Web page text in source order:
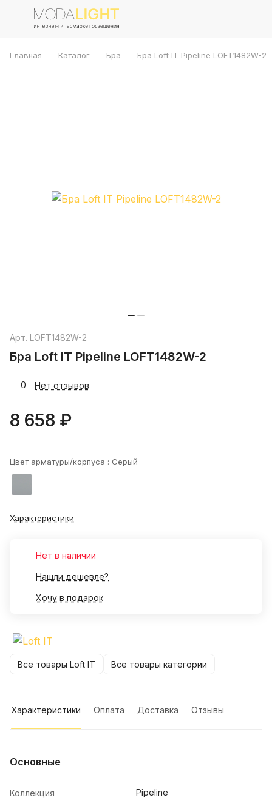
Главная Каталог Бра Бра Loft IT Pipeline LOFT1482W-2
Арт. LOFT1482W-2
Бра Loft IT Pipeline LOFT1482W-2
0 Нет отзывов
8 658 ₽
Цвет арматуры/корпуса : Серый
Характеристики
Нет в наличии
Нашли дешевле?
Хочу в подарок
Все товары Loft IT Все товары категории
Характеристики Оплата Доставка Отзывы
Основные
Коллекция Pipeline